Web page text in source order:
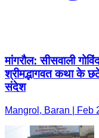
मांगरौल: सीसवाली
श्रीमद्भागवत कथा के
संदेश
Mangrol, Baran | Feb